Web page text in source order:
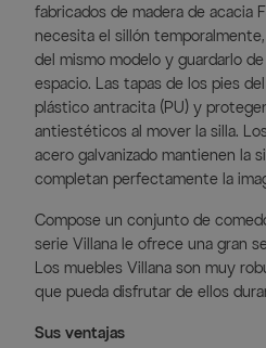
fabricados de madera de acacia
necesita el sillón
del mismo modelo y guardarlo
espacio. Las tapas de los pies
plástico antracita (PU) y
antiestéticos al mover la silla.
acero galvanizado mantienen la
completan perfectamente la
Compose un conjunto de
serie Villana le ofrece una gran
Los muebles Villana son muy
que pueda disfrutar de ellos
Sus ventajas